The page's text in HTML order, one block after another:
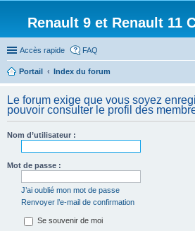
Renault 9 et Renault 11
Accès rapide FAQ
Portail
Index du forum
Le forum exige que vous soyez
pouvoir consulter le profil des
Nom d’utilisateur :
Mot de passe :
J’ai oublié mon mot de passe
Renvoyer l’e-mail de confirmation
Se souvenir de moi